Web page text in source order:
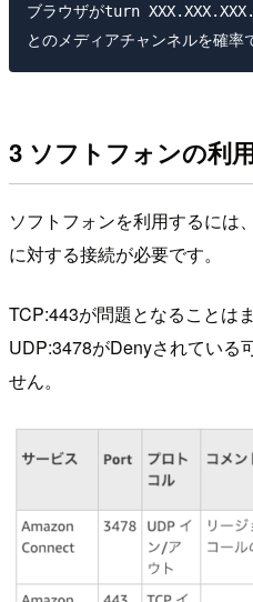
ブラウザがturn
3 ソフトフォンの利
ソフトフォンを利用するには
に対する接続が必要です。
TCP:443が問題となることは
UDP:3478がDenyされている
せん。